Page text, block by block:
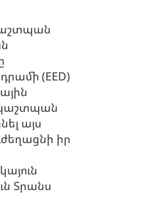
(EED)
այս
իր
Տրանս